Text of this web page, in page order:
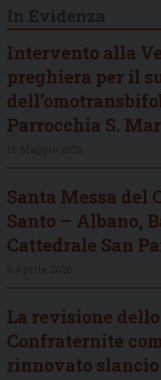
Intervento alla
preghiera per il
Parrocchia S.
Santa Messa del
Santo – Albano,
Cattedrale San
La revisione
Confraternite
rinnovato